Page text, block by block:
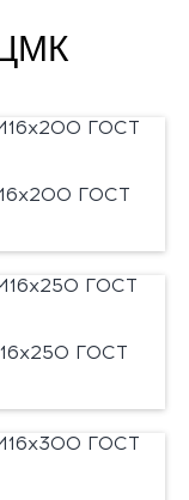
ГОСТ
ГОСТ